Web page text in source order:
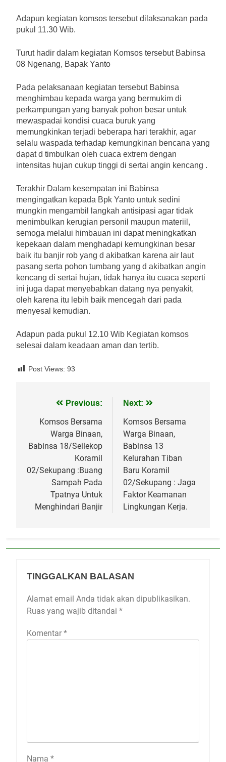
Adapun kegiatan komsos tersebut dilaksanakan pada
pukul 11.30 Wib.
Turut hadir dalam kegiatan Komsos tersebut Babinsa
08 Ngenang, Bapak Yanto
Pada pelaksanaan kegiatan tersebut Babinsa
menghimbau kepada warga yang bermukim di
perkampungan yang banyak pohon besar untuk
mewaspadai kondisi cuaca buruk yang
memungkinkan terjadi beberapa hari terakhir, agar
selalu waspada terhadap kemungkinan bencana yang
dapat d timbulkan oleh cuaca extrem dengan
intensitas hujan cukup tinggi di sertai angin kencang .
Terakhir Dalam kesempatan ini Babinsa
mengingatkan kepada Bpk Yanto untuk sedini
mungkin mengambil langkah antisipasi agar tidak
menimbulkan kerugian personil maupun materiil,
semoga melalui himbauan ini dapat meningkatkan
kepekaan dalam menghadapi kemungkinan besar
baik itu banjir rob yang d akibatkan karena air laut
pasang serta pohon tumbang yang d akibatkan angin
kencang di sertai hujan, tidak hanya itu cuaca seperti
ini juga dapat menyebabkan datang nya penyakit,
oleh karena itu lebih baik mencegah dari pada
menyesal kemudian.
Adapun pada pukul 12.10 Wib Kegiatan komsos
selesai dalam keadaan aman dan tertib.
Post Views: 93
Navigasi
pos
Previous:
Komsos Bersama
Warga Binaan,
Babinsa 18/Seilekop
Koramil
02/Sekupang :Buang
Sampah Pada
Tpatnya Untuk
Menghindari Banjir
Next:
Komsos Bersama
Warga Binaan,
Babinsa 13
Kelurahan Tiban
Baru Koramil
02/Sekupang : Jaga
Faktor Keamanan
Lingkungan Kerja.
TINGGALKAN BALASAN
Alamat email Anda tidak akan dipublikasikan.
Ruas yang wajib ditandai *
Komentar *
Nama *